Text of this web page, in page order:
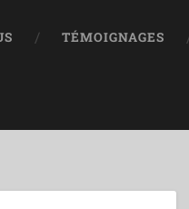
TÉMOIGNAGES